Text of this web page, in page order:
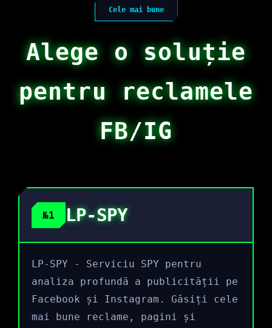
Cele mai bune
Alege o soluție
pentru reclamele
FB/IG
№1 LP-SPY
LP-SPY - Serviciu SPY pentru
analiza profundă a publicității pe
Facebook și Instagram. Găsiți cele
mai bune reclame, pagini și